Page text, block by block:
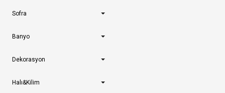
Sofra
Banyo
Dekorasyon
Halı&Kilim